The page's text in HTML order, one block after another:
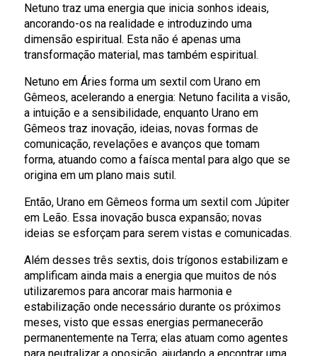
Netuno traz uma energia que inicia sonhos ideais,
ancorando-os na realidade e introduzindo uma
dimensão espiritual. Esta não é apenas uma
transformação material, mas também espiritual.
Netuno em Áries forma um sextil com Urano em
Gêmeos, acelerando a energia: Netuno facilita a visão,
a intuição e a sensibilidade, enquanto Urano em
Gêmeos traz inovação, ideias, novas formas de
comunicação, revelações e avanços que tomam
forma, atuando como a faísca mental para algo que se
origina em um plano mais sutil.
Então, Urano em Gêmeos forma um sextil com Júpiter
em Leão. Essa inovação busca expansão; novas
ideias se esforçam para serem vistas e comunicadas.
Além desses três sextis, dois trígonos estabilizam e
amplificam ainda mais a energia que muitos de nós
utilizaremos para ancorar mais harmonia e
estabilização onde necessário durante os próximos
meses, visto que essas energias permanecerão
permanentemente na Terra; elas atuam como agentes
para neutralizar a oposição, ajudando a encontrar uma